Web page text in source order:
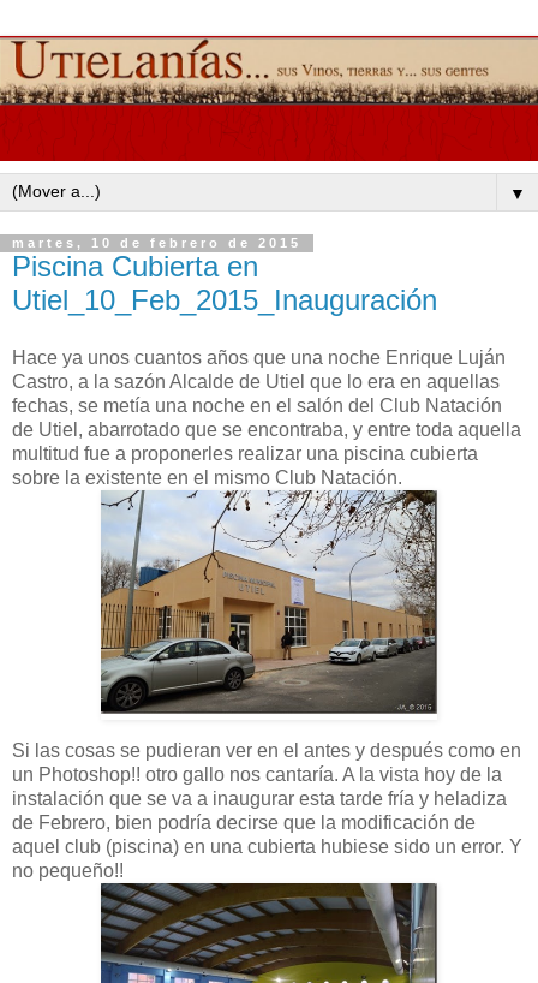
▼
martes, 10 de febrero de 2015
Piscina Cubierta en
Utiel_10_Feb_2015_Inauguración
Hace ya unos cuantos años que una noche Enrique Luján
Castro, a la sazón Alcalde de Utiel que lo era en aquellas
fechas, se metía una noche en el salón del Club Natación
de Utiel, abarrotado que se encontraba, y entre toda aquella
multitud fue a proponerles realizar una piscina cubierta
sobre la existente en el mismo Club Natación.
Si las cosas se pudieran ver en el antes y después como en
un Photoshop!! otro gallo nos cantaría. A la vista hoy de la
instalación que se va a inaugurar esta tarde fría y heladiza
de Febrero, bien podría decirse que la modificación de
aquel club (piscina) en una cubierta hubiese sido un error. Y
no pequeño!!